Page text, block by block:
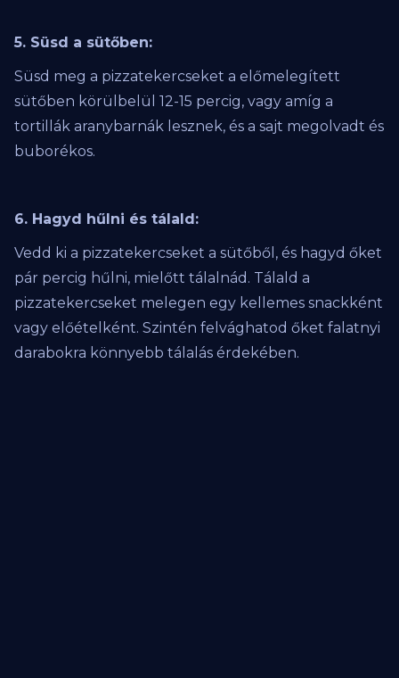
5. Süsd a sütőben:
Süsd meg a pizzatekercseket a előmelegített
sütőben körülbelül 12-15 percig, vagy amíg a
tortillák aranybarnák lesznek, és a sajt megolvadt és
buborékos.
6. Hagyd hűlni és tálald:
Vedd ki a pizzatekercseket a sütőből, és hagyd őket
pár percig hűlni, mielőtt tálalnád. Tálald a
pizzatekercseket melegen egy kellemes snackként
vagy előételként. Szintén felvághatod őket falatnyi
darabokra könnyebb tálalás érdekében.